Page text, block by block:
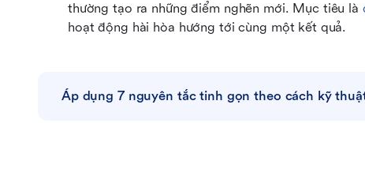
thường tạo ra những điểm nghẽn mới. Mục tiêu là
hoạt động hài hòa hướng tới cùng một kết quả.
Áp dụng 7 nguyên tắc tinh gọn theo cách kỹ